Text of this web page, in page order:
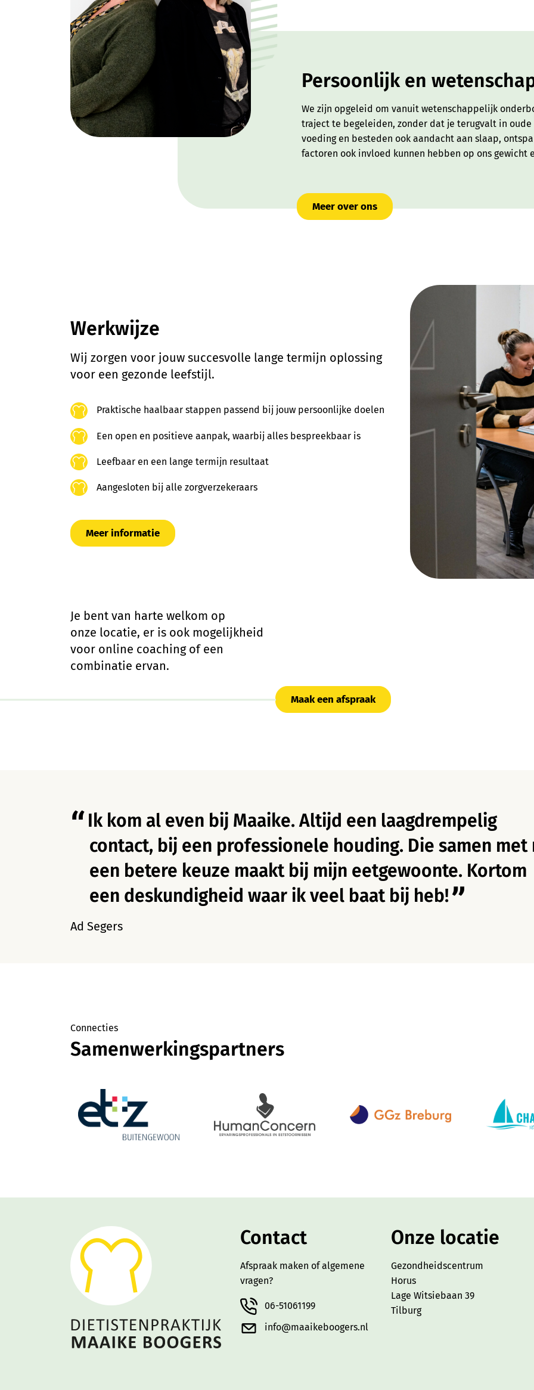
Voor wie
Over ons
Meer info
Persoonlijk en
We zijn opgeleid om vanuit wetenschappelijk
traject te begeleiden, zonder dat je terugvalt in oude
voeding en besteden ook aandacht aan slaap,
factoren ook invloed kunnen hebben op ons gewicht
Meer over ons
Werkwijze
Wij zorgen voor jouw succesvolle lange termijn oplossing
voor een gezonde leefstijl.
Praktische haalbaar stappen passend bij jouw persoonlijke doelen
Een open en positieve aanpak, waarbij alles bespreekbaar is
Leefbaar en een lange termijn resultaat
Aangesloten bij alle zorgverzekeraars
Meer informatie
Je bent van harte welkom op
onze locatie, er is ook mogelijkheid
voor online coaching of een
combinatie ervan.
Maak een afspraak
Ik kom al even bij Maaike. Altijd een laagdrempelig
contact, bij een professionele houding. Die samen met
een betere keuze maakt bij mijn eetgewoonte. Kortom
een deskundigheid waar ik veel baat bij heb!
Ad Segers
Connecties
Samenwerkingspartners
Contact
Afspraak maken of algemene
vragen?
06-51061199
info@maaikeboogers.nl
Onze locatie
Gezondheidscentrum
Horus
Lage Witsiebaan 39
Tilburg